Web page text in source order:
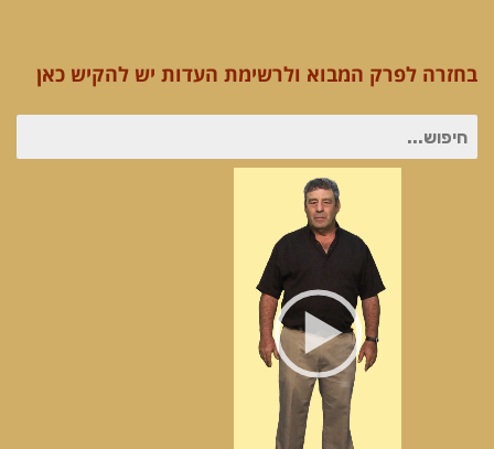
בחזרה לפרק המבוא ולרשימת העדות יש להקיש כאן
חיפוש
עבור: